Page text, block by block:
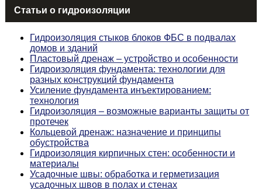
Статьи о гидроизоляции
Гидроизоляция стыков блоков ФБС в подвалах
домов и зданий
Пластовый дренаж – устройство и особенности
Гидроизоляция фундамента: технологии для
разных конструкций фундамента
Усиление фундамента инъектированием:
технология
Гидроизоляция – возможные варианты защиты от
протечек
Кольцевой дренаж: назначение и принципы
обустройства
Гидроизоляция кирпичных стен: особенности и
материалы
Усадочные швы: обработка и герметизация
усадочных швов в полах и стенах